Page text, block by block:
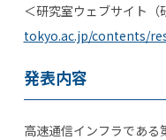
＜研究室ウェブサイト（
tokyo.ac.jp/contents/
発表内容
高速通信インフラであ